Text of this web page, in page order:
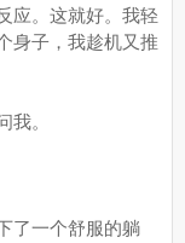
应。这就好。我轻
身子，我趁机又推
。
一个舒服的躺